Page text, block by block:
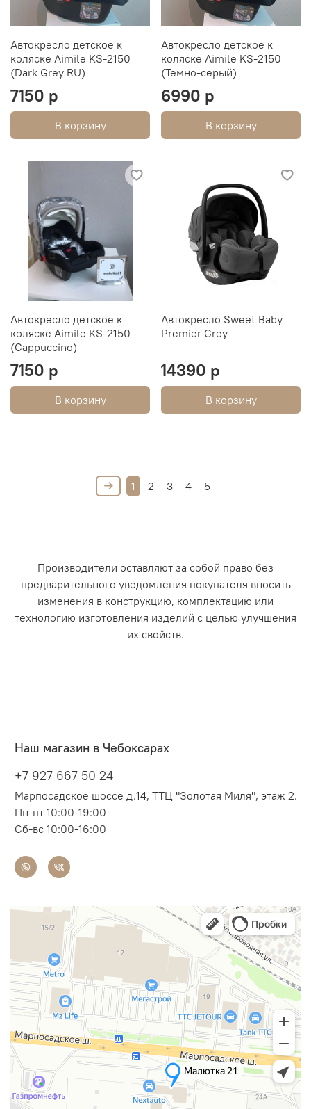
Автокресло детское к
коляске Aimile KS-2150
(Dark Grey RU)
7150 р
В корзину
Автокресло детское к
коляске Aimile KS-2150
(Темно-серый)
6990 р
В корзину
Автокресло детское к
коляске Aimile KS-2150
(Cappuccino)
7150 р
В корзину
Автокресло Sweet Baby
Premier Grey
14390 р
В корзину
1 2 3 4 5
Производители оставляют за собой право без
предварительного уведомления покупателя вносить
изменения в конструкцию, комплектацию или
технологию изготовления изделий с целью улучшения
их свойств.
Наш магазин в Чебоксарах
+7 927 667 50 24
Марпосадское шоссе д.14, ТТЦ "Золотая Миля", этаж 2.
Пн-пт 10:00-19:00
Сб-вс 10:00-16:00